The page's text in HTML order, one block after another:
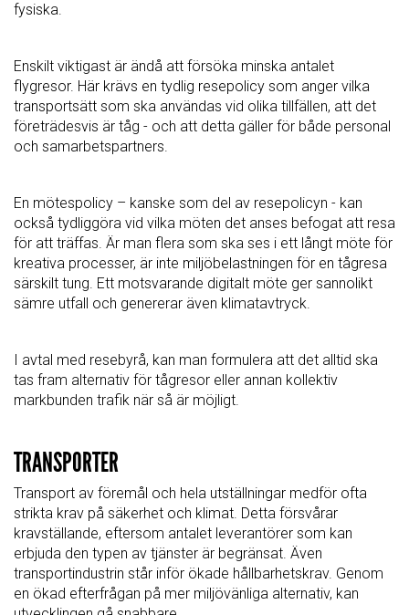
fysiska.
Enskilt viktigast är ändå att försöka minska antalet
flygresor. Här krävs en tydlig resepolicy som anger vilka
transportsätt som ska användas vid olika tillfällen, att det
företrädesvis är tåg - och att detta gäller för både personal
och samarbetspartners.
En mötespolicy – kanske som del av resepolicyn - kan
också tydliggöra vid vilka möten det anses befogat att resa
för att träffas. Är man flera som ska ses i ett långt möte för
kreativa processer, är inte miljöbelastningen för en tågresa
särskilt tung. Ett motsvarande digitalt möte ger sannolikt
sämre utfall och genererar även klimatavtryck.
I avtal med resebyrå, kan man formulera att det alltid ska
tas fram alternativ för tågresor eller annan kollektiv
markbunden trafik när så är möjligt.
TRANSPORTER
Transport av föremål och hela utställningar medför ofta
strikta krav på säkerhet och klimat. Detta försvårar
kravställande, eftersom antalet leverantörer som kan
erbjuda den typen av tjänster är begränsat. Även
transportindustrin står inför ökade hållbarhetskrav. Genom
en ökad efterfrågan på mer miljövänliga alternativ, kan